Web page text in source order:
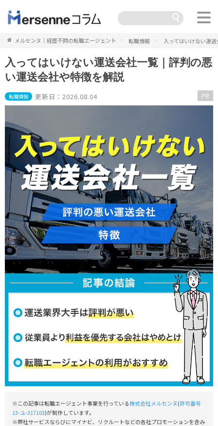
メルセンヌ｜経歴不問の転職エージェント 転職情報 入ってはいけない運
入ってはいけない運送会社一覧｜評判の悪
い運送会社や特徴を解説
転職情報 更新日：2026.08.04 PR
※この記事は転職エージェント事業を行っている株式会社メルセンヌ(許可番号
13-ユ-317103)が制作しています。
※弊社サービスならびにマイナビ、リクルートなどの各社プロモーションを含み